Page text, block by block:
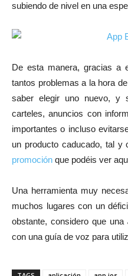
subiendo de nivel en una
De esta manera, gracias a
tantos problemas a la hora
saber elegir uno nuevo, y
carteles, anuncios con
importantes o incluso
un producto caducado, tal y
promoción que podéis ver
Una herramienta muy
muchos lugares con un
obstante, considero que una
con una guía de voz para